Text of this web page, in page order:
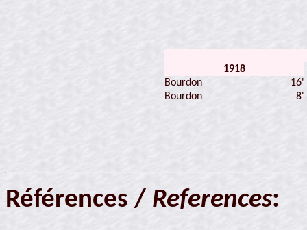
1918
Bourdon
16'
Bourdon
8'
Références / References: